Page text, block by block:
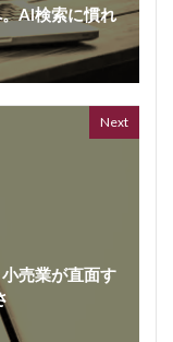
AI検索に慣れ
Next
売業が直面す